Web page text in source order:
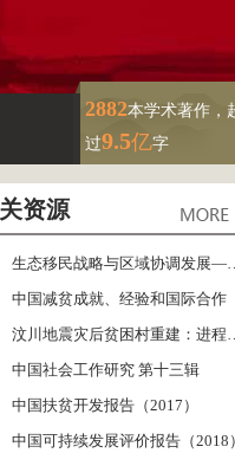
2882本学术著作，
过9.5亿字
资源
生态移民战略与
中国减贫成就、经验和国际合作
汶川地震灾后
中国社会工作研究 第十三辑
中国扶贫开发报告（2017）
中国可持续发展评价报告（2018）